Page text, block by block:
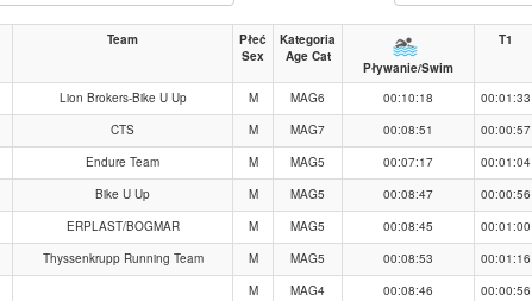
Team
Płeć
Sex
Kategoria
Age Cat
Pływanie/Swim
T1
Lion Brokers-Bike U Up M MAG6 00:10:18 00:01:33
CTS M MAG7 00:08:51 00:00:57
Endure Team M MAG5 00:07:17 00:01:04
Bike U Up M MAG5 00:08:47 00:00:56
ERPLAST/BOGMAR M MAG5 00:08:45 00:01:00
Thyssenkrupp Running Team M MAG5 00:08:53 00:01:16
M MAG4 00:08:46 00:00:56